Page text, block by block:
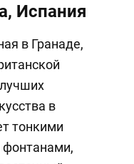
Испания
в Гранаде,
в
тонкими